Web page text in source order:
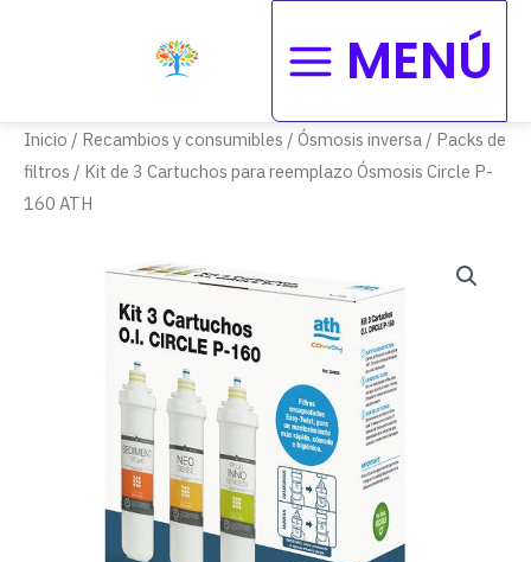
MenuMENÚ
Inicio / Recambios y consumibles / Ósmosis inversa / Packs de
filtros / Kit de 3 Cartuchos para reemplazo Ósmosis Circle P-
160 ATH